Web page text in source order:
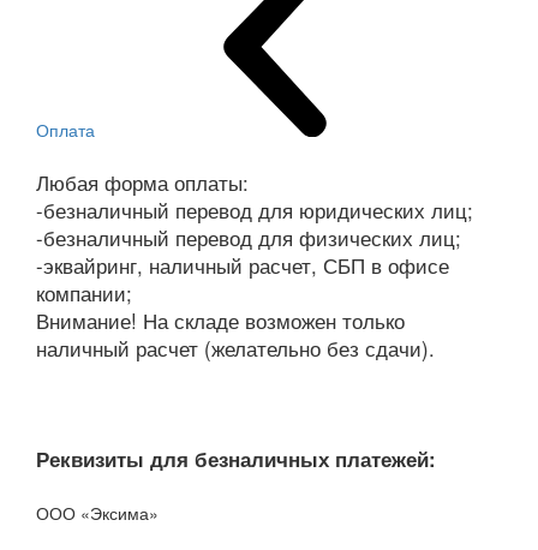
Оплата
Любая форма оплаты:
-безналичный перевод для юридических лиц;
-безналичный перевод для физических лиц;
-эквайринг, наличный расчет, СБП в офисе
компании;
Внимание! На складе возможен только
наличный расчет (желательно без сдачи).
Реквизиты для безналичных платежей:
ООО «Эксима»